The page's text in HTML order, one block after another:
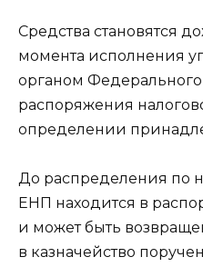
Средства становятся
момента исполнения
органом Федерального
распоряжения
определении
До распределения по
ЕНП находится в
и может быть
в казначейство